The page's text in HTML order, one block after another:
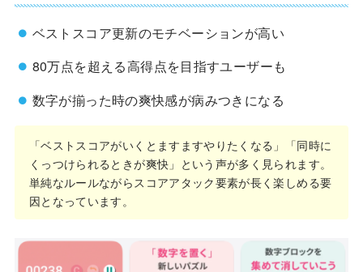
ベストスコア更新のモチベーションが高い
80万点を超える高得点を目指すユーザーも
数字が揃った時の爽快感が病みつきになる
「ベストスコアがいくとますますやりたくなる」「同時に
くっつけられるときが爽快」という声が多く見られます。
単純なルールながらスコアアタック要素が長く楽しめる要
因となっています。